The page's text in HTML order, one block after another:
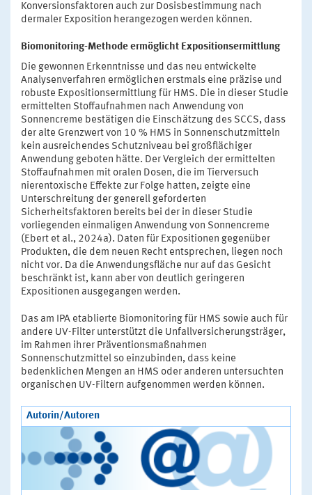
Konversionsfaktoren auch zur Dosisbestimmung nach
dermaler Exposition herangezogen werden können.
Biomonitoring-Methode ermöglicht Expositionsermittlung
Die gewonnen Erkenntnisse und das neu entwickelte
Analysenverfahren ermöglichen erstmals eine präzise und
robuste Expositionsermittlung für HMS. Die in dieser Studie
ermittelten Stoffaufnahmen nach Anwendung von
Sonnencreme bestätigen die Einschätzung des SCCS, dass
der alte Grenzwert von 10 % HMS in Sonnenschutzmitteln
kein ausreichendes Schutzniveau bei großflächiger
Anwendung geboten hätte. Der Vergleich der ermittelten
Stoffaufnahmen mit oralen Dosen, die im Tierversuch
nierentoxische Effekte zur Folge hatten, zeigte eine
Unterschreitung der generell geforderten
Sicherheitsfaktoren bereits bei der in dieser Studie
vorliegenden einmaligen Anwendung von Sonnencreme
(Ebert et al., 2024a). Daten für Expositionen gegenüber
Produkten, die dem neuen Recht entsprechen, liegen noch
nicht vor. Da die Anwendungsfläche nur auf das Gesicht
beschränkt ist, kann aber von deutlich geringeren
Expositionen ausgegangen werden.
Das am IPA etablierte Biomonitoring für HMS sowie auch für
andere UV-Filter unterstützt die Unfallversicherungsträger,
im Rahmen ihrer Präventionsmaßnahmen
Sonnenschutzmittel so einzubinden, dass keine
bedenklichen Mengen an HMS oder anderen untersuchten
organischen UV-Filtern aufgenommen werden können.
Autorin/Autoren